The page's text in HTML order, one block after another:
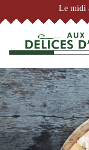
Le midi